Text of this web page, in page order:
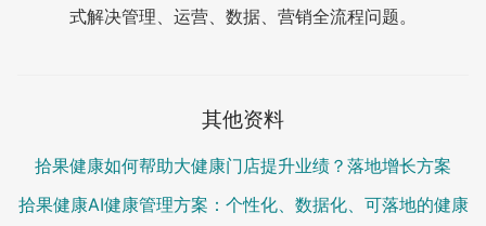
式解决管理、运营、数据、营销全流程问题。
其他资料
拾果健康如何帮助大健康门店提升业绩？落地增长方案
拾果健康AI健康管理方案：个性化、数据化、可落地的健康